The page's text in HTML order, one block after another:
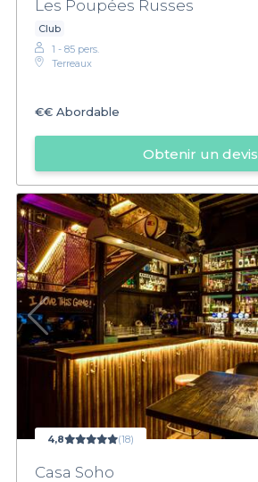
Les Poupées Russes
Club
1 - 85 pers.
Terreaux
€€ Abordable
Obtenir un devis
4,8 (18)
Casa Soho